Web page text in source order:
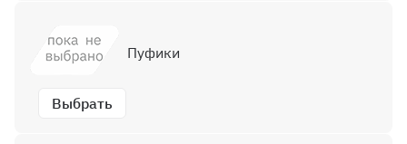
Выбрать
Пуфики